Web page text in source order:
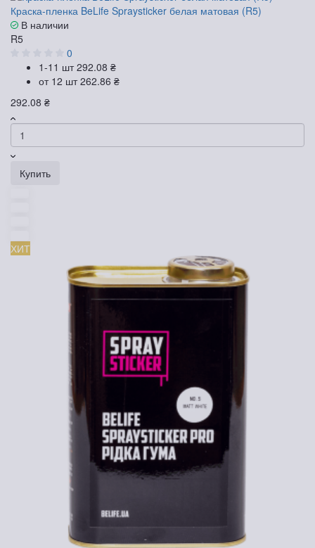
Краска-пленка BeLife Spraysticker белая матовая (R5)
В наличии
R5
0
1-11 шт292.08 ₴
от 12 шт262.86 ₴
292.08 ₴
Купить
ХИТ